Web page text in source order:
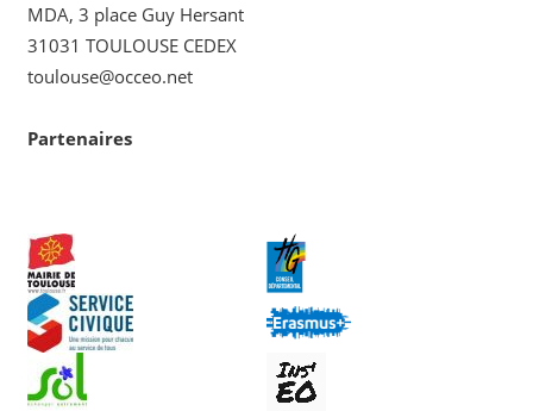
MDA, 3 place Guy Hersant
31031 TOULOUSE CEDEX
toulouse@occeo.net
Partenaires